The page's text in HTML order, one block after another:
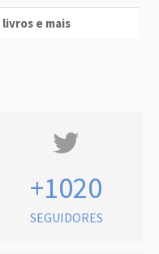
e mais
+1020
SEGUIDORES